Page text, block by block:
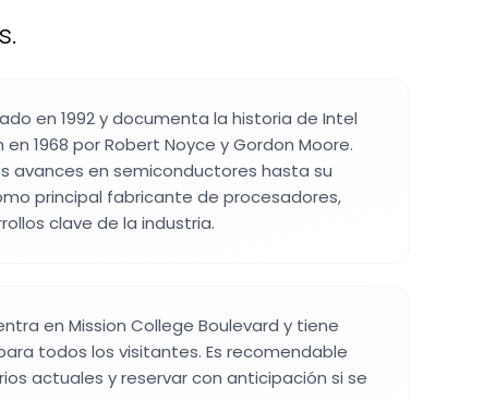
en 1992 y documenta la historia de Intel
1968 por Robert Noyce y Gordon Moore.
avances en semiconductores hasta su
principal fabricante de procesadores,
clave de la industria.
en Mission College Boulevard y tiene
todos los visitantes. Es recomendable
actuales y reservar con anticipación si se